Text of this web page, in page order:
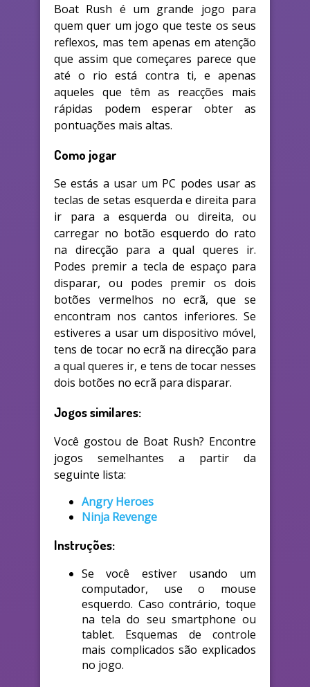
Boat Rush é um grande jogo para
quem quer um jogo que teste os seus
reflexos, mas tem apenas em atenção
que assim que começares parece que
até o rio está contra ti, e apenas
aqueles que têm as reacções mais
rápidas podem esperar obter as
pontuações mais altas.
Como jogar
Se estás a usar um PC podes usar as
teclas de setas esquerda e direita para
ir para a esquerda ou direita, ou
carregar no botão esquerdo do rato
na direcção para a qual queres ir.
Podes premir a tecla de espaço para
disparar, ou podes premir os dois
botões vermelhos no ecrã, que se
encontram nos cantos inferiores. Se
estiveres a usar um dispositivo móvel,
tens de tocar no ecrã na direcção para
a qual queres ir, e tens de tocar nesses
dois botões no ecrã para disparar.
Jogos similares:
Você gostou de Boat Rush? Encontre
jogos semelhantes a partir da
seguinte lista:
Angry Heroes
Ninja Revenge
Instruções:
Se você estiver usando um
computador, use o mouse
esquerdo. Caso contrário, toque
na tela do seu smartphone ou
tablet. Esquemas de controle
mais complicados são explicados
no jogo.